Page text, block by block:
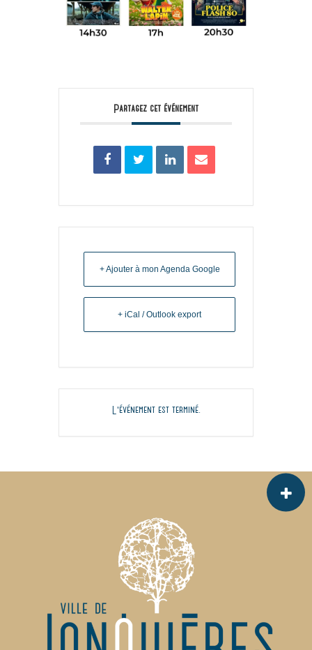
Partagez cet événement
+ Ajouter à mon Agenda Google
+ iCal / Outlook export
L'événement est terminé.